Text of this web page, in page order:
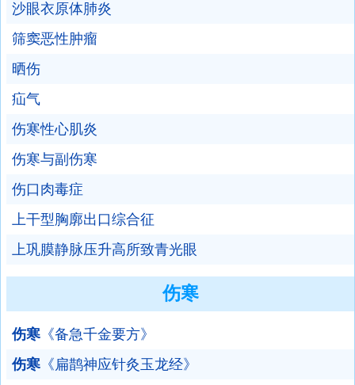
沙眼衣原体肺炎
筛窦恶性肿瘤
晒伤
疝气
伤寒性心肌炎
伤寒与副伤寒
伤口肉毒症
上干型胸廓出口综合征
上巩膜静脉压升高所致青光眼
伤寒
伤寒 《备急千金要方》
伤寒 《扁鹊神应针灸玉龙经》